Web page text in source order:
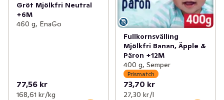
Gröt Mjölkfri Neutral
+6M
460 g, EnaGo
77,56 kr
168,61 kr /kg
Fullkornsvälling
Mjölkfri Banan, Äpple &
Päron +12M
400 g, Semper
Prismatch
73,70 kr
27,30 kr /l